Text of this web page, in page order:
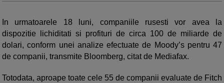
In urmatoarele 18 luni, companiile rusesti vor avea la
dispozitie lichiditati si profituri de circa 100 de miliarde de
dolari, conform unei analize efectuate de Moody’s pentru 47
de companii, transmite Bloomberg, citat de Mediafax.
Totodata, aproape toate cele 55 de companii evaluate de Fitch